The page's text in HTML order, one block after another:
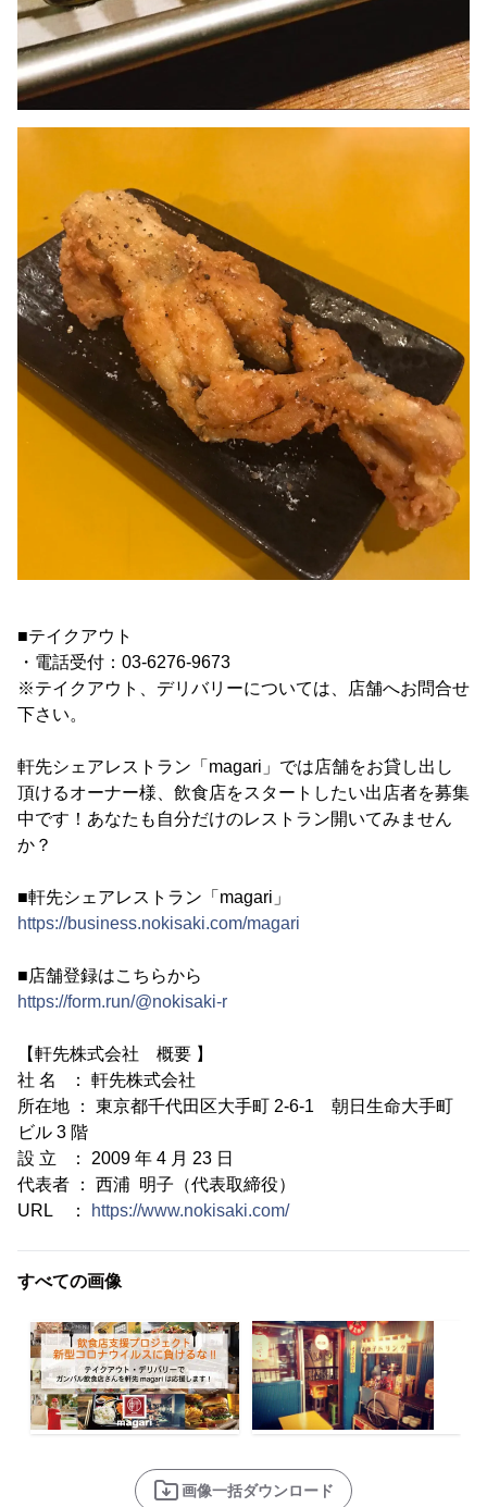
■テイクアウト
・電話受付：03-6276-9673
※テイクアウト、デリバリーについては、店舗へお問合せ
下さい。
軒先シェアレストラン「magari」では店舗をお貸し出し
頂けるオーナー様、飲食店をスタートしたい出店者を募集
中です！あなたも自分だけのレストラン開いてみません
か？
■軒先シェアレストラン「magari」
https://business.nokisaki.com/magari
■店舗登録はこちらから
https://form.run/@nokisaki-r
【軒先株式会社 概要 】
社 名 ： 軒先株式会社
所在地 ： 東京都千代田区大手町 2-6-1 朝日生命大手町
ビル 3 階
設 立 ： 2009 年 4 月 23 日
代表者 ： 西浦 明子（代表取締役）
URL ：
https://www.nokisaki.com/
すべての画像
画像一括ダウンロード